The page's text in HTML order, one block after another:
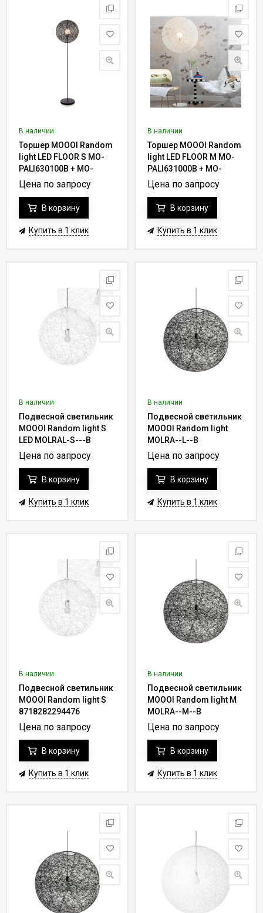
В наличии
Торшер MOOOI Random
light LED FLOOR S MO-
PALI630100B + MO-
PALI120003
Цена по запросу
В корзину
Купить в 1 клик
В наличии
Торшер MOOOI Random
light LED FLOOR M MO-
PALI631000B + MO-
PALI121002
Цена по запросу
В корзину
Купить в 1 клик
В наличии
Подвесной светильник
MOOOI Random light S
LED MOLRAL-S---B
Цена по запросу
В корзину
Купить в 1 клик
В наличии
Подвесной светильник
MOOOI Random light
MOLRA--L--B
Цена по запросу
В корзину
Купить в 1 клик
В наличии
Подвесной светильник
MOOOI Random light S
8718282294476
Цена по запросу
В корзину
Купить в 1 клик
В наличии
Подвесной светильник
MOOOI Random light M
MOLRA--M--B
Цена по запросу
В корзину
Купить в 1 клик